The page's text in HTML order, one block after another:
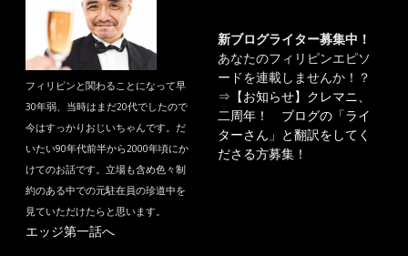
フィリピンと関わることになって早
30年弱、当時はまだ20代でしたので
今はすっかりおじいちゃんです。だ
いたい90年代前半から2000年頃にか
けてのお話です。立場も含め色々制
約のある中での元駐在員の珍道中を
見ていただけたらと思います。
エッジ第一話へ
新ブログライター募集中！
あなたのフィリピンエピソ
ードを連載しませんか！？
⇒ 【お知らせ】クレマニ、
二周年！ ブログの「ライ
ターさん」と翻訳をしてく
ださる方募集！